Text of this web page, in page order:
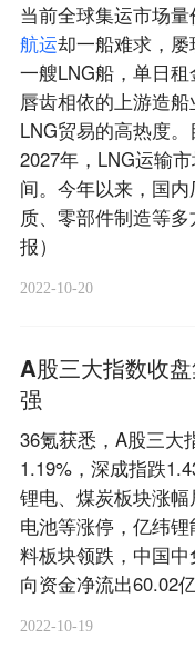
当前全球集运市场量
航运却一船难求，屡
一艘LNG船，单日
唇齿相依的上游造
LNG贸易的高热度
2027年，LNG运输
间。今年以来，国
质、零部件制造等
报）
2022-10-20
A股三大指数收盘
强
36氪获悉，A股三大
1.19%，深成指跌
锂电、煤炭板块涨
电池等涨停，亿纬
料板块领跌，中国
向资金净流出60.02亿
2022-10-19